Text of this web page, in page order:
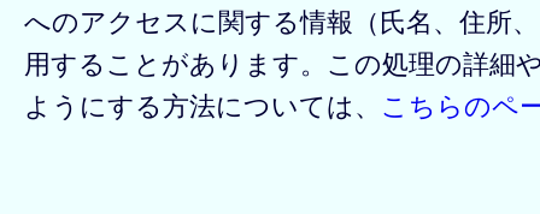
へのアクセスに関する情報（氏名、住所
用することがあります。この処理の詳細
ようにする方法については、 こちらのペ